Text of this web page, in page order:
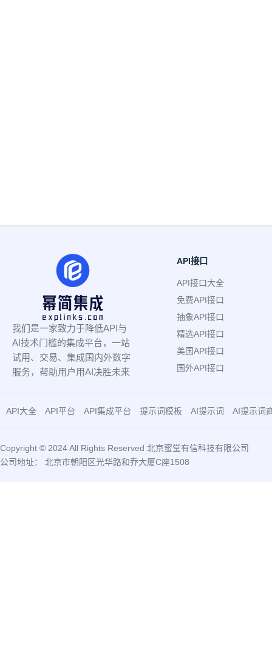
我们是一家致力于降低API与
AI技术门槛的集成平台，一站
试用、交易、集成国内外数字
服务，帮助用户用AI决胜未来
API接口
API接口大全
免费API接口
抽象API接口
精选API接口
美国API接口
国外API接口
API大全 API平台 API集成平台 提示词模板 AI提示词 AI提示词
Copyright © 2024 All Rights Reserved 北京蜜堂有信科技有限公司
公司地址： 北京市朝阳区光华路和乔大厦C座1508